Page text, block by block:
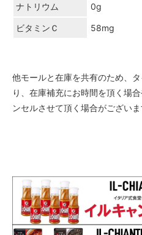
ナトリウム 0g
ビタミンＣ 58mg
他モールと在庫を共有のため、
り、在庫補充にお時間を頂く場
ンセルさせて頂く場合がござい